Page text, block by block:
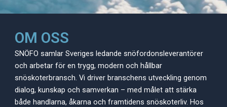
OM OSS
SNÖFO samlar Sveriges ledande snöfordonsleverantörer
och arbetar för en trygg, modern och hållbar
snöskoterbransch. Vi driver branschens utveckling genom
dialog, kunskap och samverkan – med målet att stärka
både handlarna, åkarna och framtidens snöskoterliv. Hos